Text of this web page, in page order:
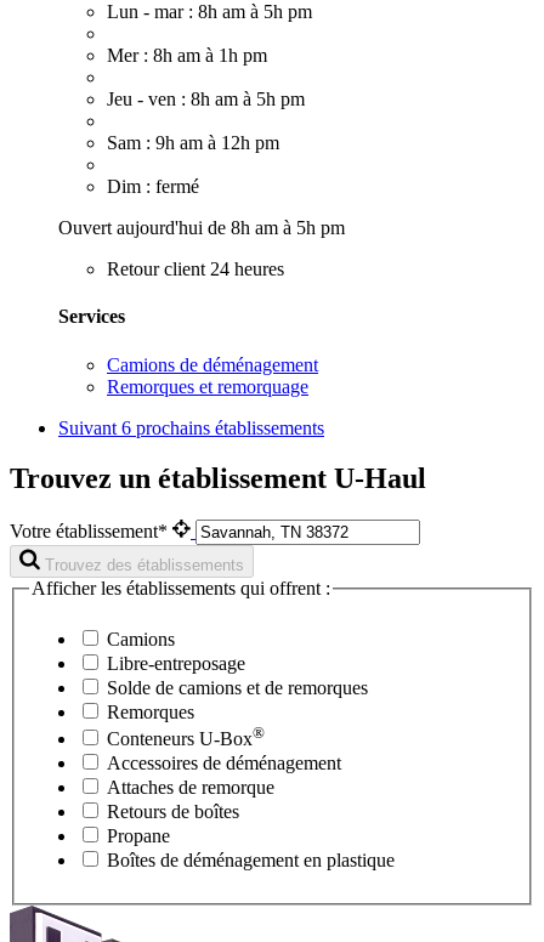
Lun - mar : 8h am à 5h pm
Mer : 8h am à 1h pm
Jeu - ven : 8h am à 5h pm
Sam : 9h am à 12h pm
Dim : fermé
Ouvert aujourd'hui de 8h am à 5h pm
Retour client 24 heures
Services
Camions de déménagement
Remorques et remorquage
Suivant 6 prochains établissements
Trouvez un établissement U-Haul
Votre établissement*
Trouvez des établissements
Afficher les établissements qui offrent :
Camions
Libre-entreposage
Solde de camions et de remorques
Remorques
Conteneurs U-Box®
Accessoires de déménagement
Attaches de remorque
Retours de boîtes
Propane
Boîtes de déménagement en plastique